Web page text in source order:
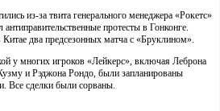
из-за твита генерального менеджера «Рокетс»
протесты в Гонконге.
два предсезонных матча с «Бруклином».
у многих игроков «Лейкерс», включая Леброна
и Рэджона Рондо, были запланированы
Все сделки были сорваны.